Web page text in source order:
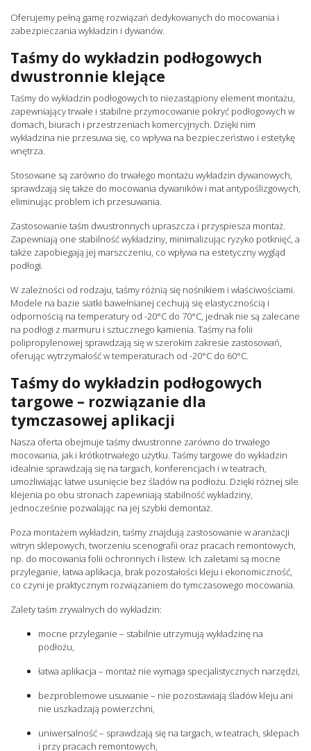
Oferujemy pełną gamę rozwiązań dedykowanych do mocowania i
zabezpieczania wykładzin i dywanów.
Taśmy do wykładzin podłogowych
dwustronnie klejące
Taśmy do wykładzin podłogowych to niezastąpiony element montażu,
zapewniający trwałe i stabilne przymocowanie pokryć podłogowych w
domach, biurach i przestrzeniach komercyjnych. Dzięki nim
wykładzina nie przesuwa się, co wpływa na bezpieczeństwo i estetykę
wnętrza.
Stosowane są zarówno do trwałego montażu wykładzin dywanowych,
sprawdzają się także do mocowania dywaników i mat antypoślizgowych,
eliminując problem ich przesuwania.
Zastosowanie taśm dwustronnych upraszcza i przyspiesza montaż.
Zapewniają one stabilność wykładziny, minimalizując ryzyko potknięć, a
także zapobiegają jej marszczeniu, co wpływa na estetyczny wygląd
podłogi.
W zależności od rodzaju, taśmy różnią się nośnikiem i właściwościami.
Modele na bazie siatki bawełnianej cechują się elastycznością i
odpornością na temperatury od -20°C do 70°C, jednak nie są zalecane
na podłogi z marmuru i sztucznego kamienia. Taśmy na folii
polipropylenowej sprawdzają się w szerokim zakresie zastosowań,
oferując wytrzymałość w temperaturach od -20°C do 60°C.
Taśmy do wykładzin podłogowych
targowe – rozwiązanie dla
tymczasowej aplikacji
Nasza oferta obejmuje taśmy dwustronne zarówno do trwałego
mocowania, jak i krótkotrwałego użytku. Taśmy targowe do wykładzin
idealnie sprawdzają się na targach, konferencjach i w teatrach,
umożliwiając łatwe usunięcie bez śladów na podłożu. Dzięki różnej sile
klejenia po obu stronach zapewniają stabilność wykładziny,
jednocześnie pozwalając na jej szybki demontaż.
Poza montażem wykładzin, taśmy znajdują zastosowanie w aranżacji
witryn sklepowych, tworzeniu scenografii oraz pracach remontowych,
np. do mocowania folii ochronnych i listew. Ich zaletami są mocne
przyleganie, łatwa aplikacja, brak pozostałości kleju i ekonomiczność,
co czyni je praktycznym rozwiązaniem do tymczasowego mocowania.
Zalety taśm zrywalnych do wykładzin:
mocne przyleganie – stabilnie utrzymują wykładzinę na
podłożu,
łatwa aplikacja – montaż nie wymaga specjalistycznych narzędzi,
bezproblemowe usuwanie – nie pozostawiają śladów kleju ani
nie uszkadzają powierzchni,
uniwersalność – sprawdzają się na targach, w teatrach, sklepach
i przy pracach remontowych,